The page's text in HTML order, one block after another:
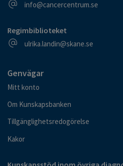
E-postadress
info@cancercentrum.se
Regimbiblioteket
E-postadress
ulrika.landin@skane.se
Genvägar
Mitt konto
Om Kunskapsbanken
Tillgänglighetsredogörelse
Kakor